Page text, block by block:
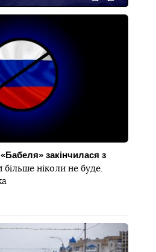
закінчилася з
більше ніколи не буде.